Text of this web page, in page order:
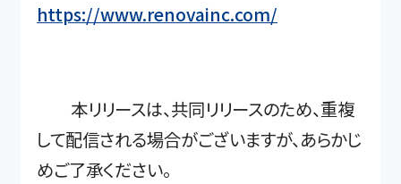
https://www.renovainc.com/
本リリースは、共同リリースのため、重複
して配信される場合がございますが、あらかじ
めご了承ください。